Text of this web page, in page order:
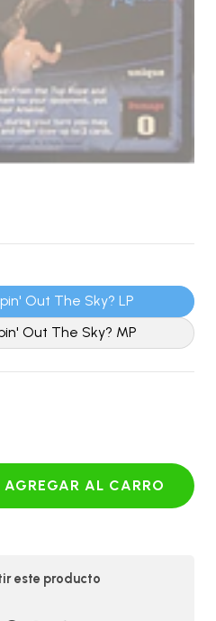
Out The Sky? LP
Out The Sky? MP
AGREGAR AL CARRO
este producto